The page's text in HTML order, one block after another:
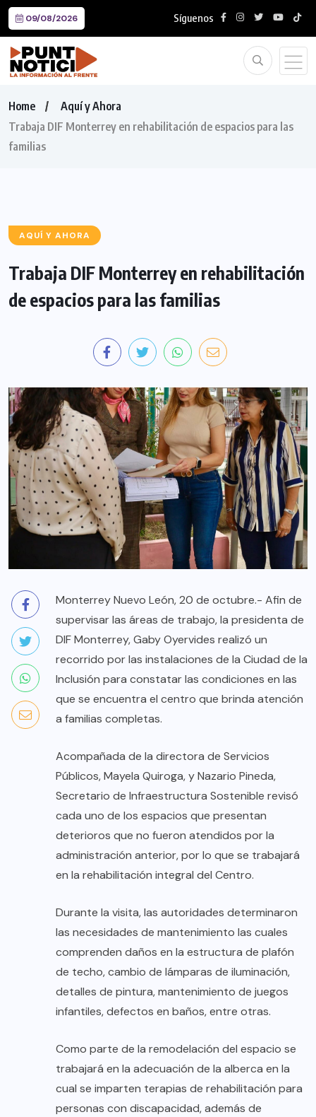
09/08/2026 Síguenos
Home
Aquí y Ahora
Trabaja DIF Monterrey en rehabilitación de espacios para las
familias
AQUÍ Y AHORA
Trabaja DIF Monterrey en rehabilitación
de espacios para las familias
Monterrey Nuevo León, 20 de octubre.- Afin de
supervisar las áreas de trabajo, la presidenta de
DIF Monterrey, Gaby Oyervides realizó un
recorrido por las instalaciones de la Ciudad de la
Inclusión para constatar las condiciones en las
que se encuentra el centro que brinda atención
a familias completas.
Acompañada de la directora de Servicios
Públicos, Mayela Quiroga, y Nazario Pineda,
Secretario de Infraestructura Sostenible revisó
cada uno de los espacios que presentan
deterioros que no fueron atendidos por la
administración anterior, por lo que se trabajará
en la rehabilitación integral del Centro.
Durante la visita, las autoridades determinaron
las necesidades de mantenimiento las cuales
comprenden daños en la estructura de plafón
de techo, cambio de lámparas de iluminación,
detalles de pintura, mantenimiento de juegos
infantiles, defectos en baños, entre otras.
Como parte de la remodelación del espacio se
trabajará en la adecuación de la alberca en la
cual se imparten terapias de rehabilitación para
personas con discapacidad, además de